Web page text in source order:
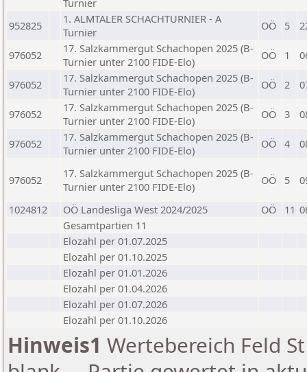
Turnier
952825
1. ALMTALER SCHACHTURNIER - A
Turnier
OÖ 5
976052
17. Salzkammergut Schachopen 2025 (B-
Turnier unter 2100 FIDE-Elo)
OÖ 1
976052
17. Salzkammergut Schachopen 2025 (B-
Turnier unter 2100 FIDE-Elo)
OÖ 2
976052
17. Salzkammergut Schachopen 2025 (B-
Turnier unter 2100 FIDE-Elo)
OÖ 3
976052
17. Salzkammergut Schachopen 2025 (B-
Turnier unter 2100 FIDE-Elo)
OÖ 4
976052
17. Salzkammergut Schachopen 2025 (B-
Turnier unter 2100 FIDE-Elo)
OÖ 5
1024812 OÖ Landesliga West 2024/2025 OÖ 11
Gesamtpartien 11
Elozahl per 01.07.2025
Elozahl per 01.10.2025
Elozahl per 01.01.2026
Elozahl per 01.04.2026
Elozahl per 01.07.2026
Elozahl per 01.10.2026
Hinweis1 Wertebereich Feld